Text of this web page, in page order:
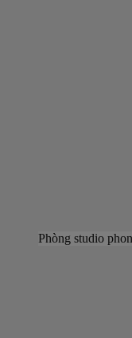
Phòng studio